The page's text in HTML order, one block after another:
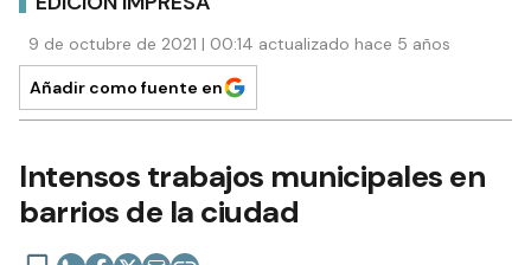
9 de octubre de 2021 | 00:14 actualizado hace 5 años
Añadir como fuente en
Intensos trabajos municipales en
barrios de la ciudad